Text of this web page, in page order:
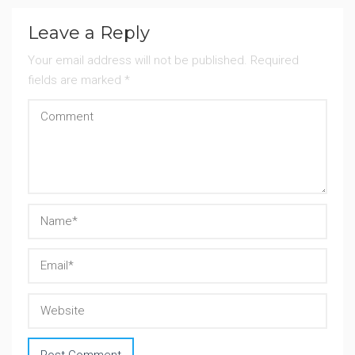
Leave a Reply
Your email address will not be published. Required
fields are marked *